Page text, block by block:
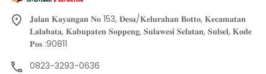
𝐉𝐚𝐥𝐚𝐧 𝐊𝐚𝐲𝐚𝐧𝐠𝐚𝐧 𝐍𝐨 153, 𝐃𝐞𝐬𝐚/𝐊𝐞𝐥𝐮𝐫𝐚𝐡𝐚𝐧 𝐁𝐨𝐭𝐭𝐨, 𝐊𝐞𝐜𝐚𝐦𝐚𝐭𝐚𝐧
𝐋𝐚𝐥𝐚𝐛𝐚𝐭𝐚, 𝐊𝐚𝐛𝐮𝐩𝐚𝐭𝐞𝐧 𝐒𝐨𝐩𝐩𝐞𝐧𝐠, 𝐒𝐮𝐥𝐚𝐰𝐞𝐬𝐢 𝐒𝐞𝐥𝐚𝐭𝐚𝐧, 𝐒𝐮𝐥𝐬𝐞𝐥, 𝐊𝐨𝐝𝐞
𝐏𝐨𝐬 :90811
0823-3293-0636